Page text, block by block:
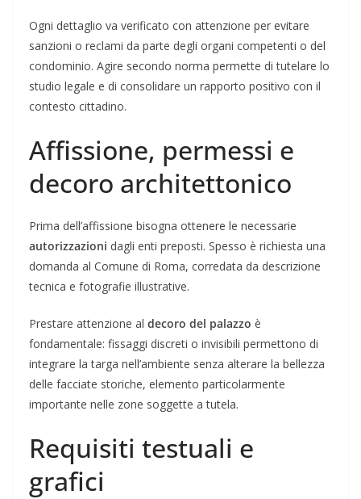
Ogni dettaglio va verificato con attenzione per evitare
sanzioni o reclami da parte degli organi competenti o del
condominio. Agire secondo norma permette di tutelare lo
studio legale e di consolidare un rapporto positivo con il
contesto cittadino.
Affissione, permessi e
decoro architettonico
Prima dell’affissione bisogna ottenere le necessarie
autorizzazioni dagli enti preposti. Spesso è richiesta una
domanda al Comune di Roma, corredata da descrizione
tecnica e fotografie illustrative.
Prestare attenzione al decoro del palazzo è
fondamentale: fissaggi discreti o invisibili permettono di
integrare la targa nell’ambiente senza alterare la bellezza
delle facciate storiche, elemento particolarmente
importante nelle zone soggette a tutela.
Requisiti testuali e
grafici